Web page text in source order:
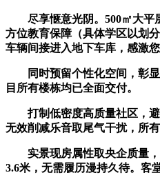
尽享惬意光阴。500㎡大平层
方位教育保障（具体学区以划
车辆间接进入地下车库，感激
同时预留个性化空间，彰显
目所有楼栋均已全面交付。
打制低密度高质量社区，避
无效削减乐音取尾气干扰，所
实景现房属性取央企质量，U
3.6米，无需履历漫持久待。客